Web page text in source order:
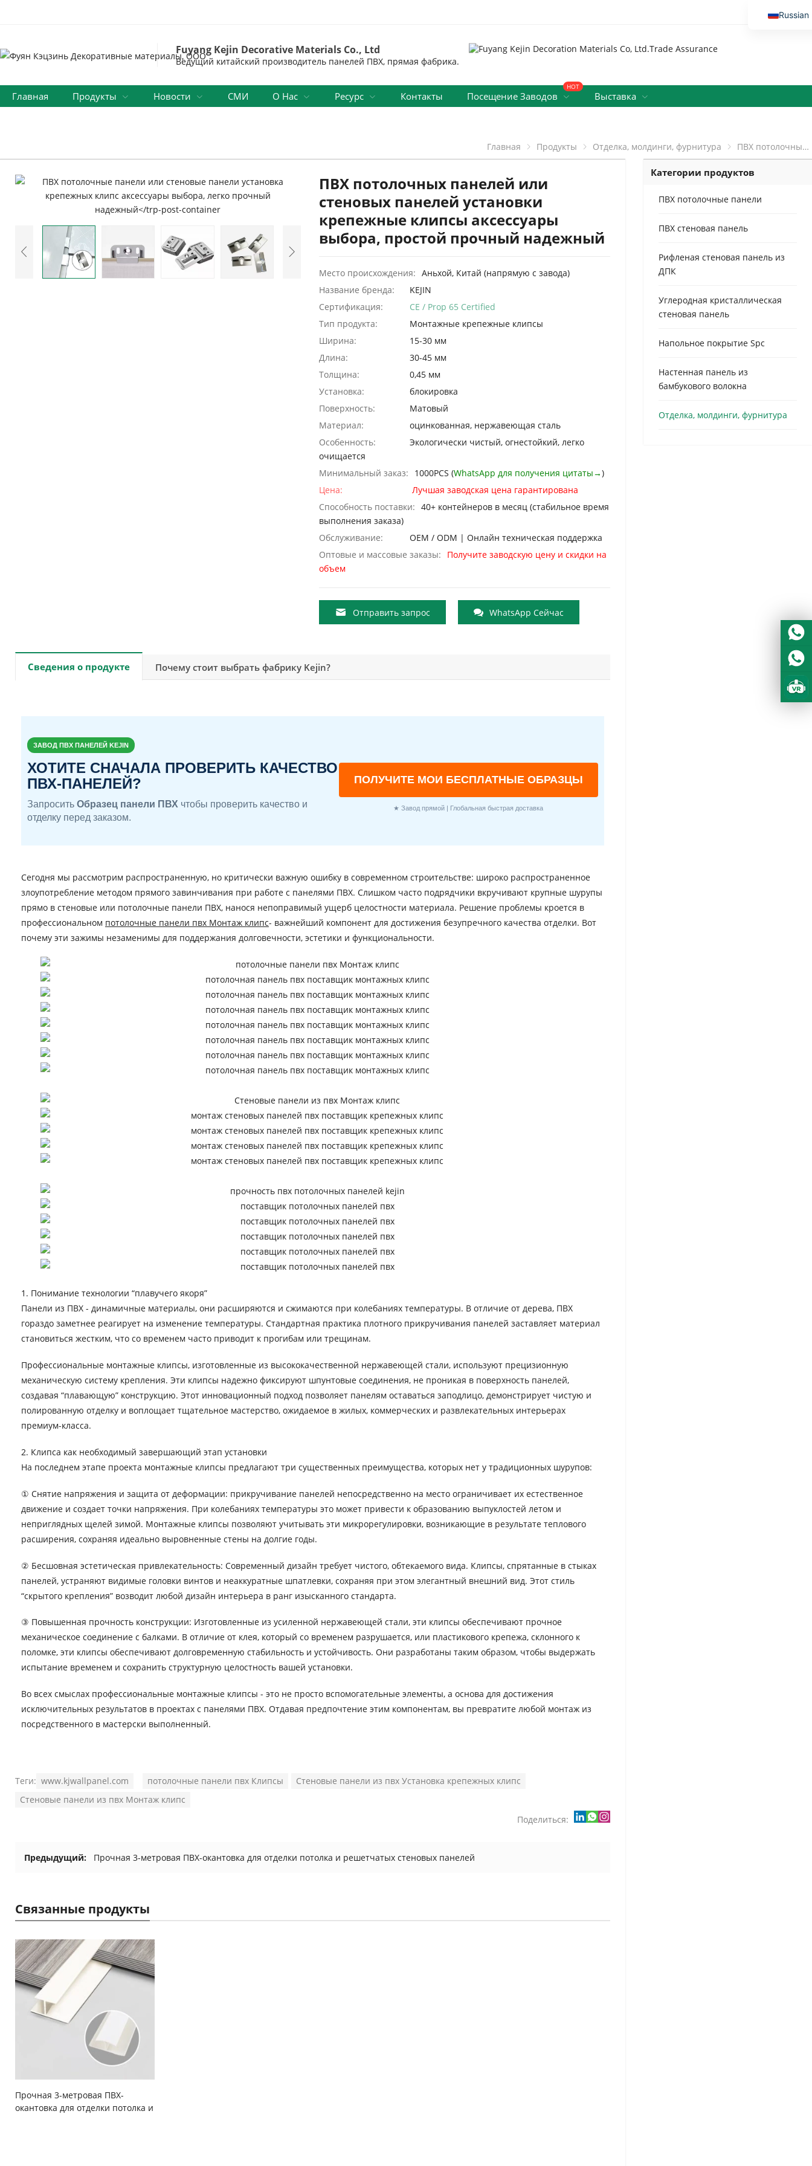
Fuyang Kejin Decorative Materials Co., Ltd
Ведущий китайский производитель панелей ПВХ, прямая фабрика.
Главная Продукты Новости СМИ О Нас Ресурс Контакты Посещение Заводов
HOT
Выставка
Главная Продукты Отделка, молдинги, фурнитура ПВХ потолочных панелей или стеновых панелей установки крепежные клипсы аксессуары выбора, простой прочный надежный
ПВХ потолочных панелей или
стеновых панелей установки
крепежные клипсы аксессуары
выбора, простой прочный надежный
Место происхождения: Аньхой, Китай (напрямую с завода)
Название бренда:
KEJIN
Сертификация:
CE / Prop 65 Certified
Тип продукта:
Монтажные крепежные клипсы
Ширина:
15-30 мм
Длина:
30-45 мм
Толщина:
0,45 мм
Установка:
блокировка
Поверхность:
Матовый
Материал:
оцинкованная, нержавеющая сталь
Особенность:
Экологически чистый, огнестойкий, легко
очищается
Минимальный заказ:
1000PCS (WhatsApp для получения цитаты→)
Цена:
Лучшая заводская цена гарантирована
Способность поставки: 40+ контейнеров в месяц (стабильное время
выполнения заказа)
Обслуживание:
OEM / ODM | Онлайн техническая поддержка
Оптовые и массовые заказы:
Получите заводскую цену и скидки на
объем
Отправить запрос WhatsApp Сейчас
Сведения о продукте Почему стоит выбрать фабрику Kejin?
ЗАВОД ПВХ ПАНЕЛЕЙ KEJIN
ХОТИТЕ СНАЧАЛА ПРОВЕРИТЬ КАЧЕСТВО
ПВХ-ПАНЕЛЕЙ?
Запросить Образец панели ПВХ чтобы проверить качество и
отделку перед заказом.
ПОЛУЧИТЕ МОИ БЕСПЛАТНЫЕ ОБРАЗЦЫ
★ Завод прямой | Глобальная быстрая доставка
Сегодня мы рассмотрим распространенную, но критически важную ошибку в современном строительстве: широко распространенное
злоупотребление методом прямого завинчивания при работе с панелями ПВХ. Слишком часто подрядчики вкручивают крупные шурупы
прямо в стеновые или потолочные панели ПВХ, нанося непоправимый ущерб целостности материала. Решение проблемы кроется в
профессиональном потолочные панели пвх Монтаж клипс- важнейший компонент для достижения безупречного качества отделки. Вот
почему эти зажимы незаменимы для поддержания долговечности, эстетики и функциональности.
1. Понимание технологии “плавучего якоря”
Панели из ПВХ - динамичные материалы, они расширяются и сжимаются при колебаниях температуры. В отличие от дерева, ПВХ
гораздо заметнее реагирует на изменение температуры. Стандартная практика плотного прикручивания панелей заставляет материал
становиться жестким, что со временем часто приводит к прогибам или трещинам.
Профессиональные монтажные клипсы, изготовленные из высококачественной нержавеющей стали, используют прецизионную
механическую систему крепления. Эти клипсы надежно фиксируют шпунтовые соединения, не проникая в поверхность панелей,
создавая “плавающую” конструкцию. Этот инновационный подход позволяет панелям оставаться заподлицо, демонстрирует чистую и
полированную отделку и воплощает тщательное мастерство, ожидаемое в жилых, коммерческих и развлекательных интерьерах
премиум-класса.
2. Клипса как необходимый завершающий этап установки
На последнем этапе проекта монтажные клипсы предлагают три существенных преимущества, которых нет у традиционных шурупов:
① Снятие напряжения и защита от деформации: прикручивание панелей непосредственно на место ограничивает их естественное
движение и создает точки напряжения. При колебаниях температуры это может привести к образованию выпуклостей летом и
неприглядных щелей зимой. Монтажные клипсы позволяют учитывать эти микрорегулировки, возникающие в результате теплового
расширения, сохраняя идеально выровненные стены на долгие годы.
② Бесшовная эстетическая привлекательность: Современный дизайн требует чистого, обтекаемого вида. Клипсы, спрятанные в стыках
панелей, устраняют видимые головки винтов и неаккуратные шпатлевки, сохраняя при этом элегантный внешний вид. Этот стиль
“скрытого крепления” возводит любой дизайн интерьера в ранг изысканного стандарта.
③ Повышенная прочность конструкции: Изготовленные из усиленной нержавеющей стали, эти клипсы обеспечивают прочное
механическое соединение с балками. В отличие от клея, который со временем разрушается, или пластикового крепежа, склонного к
поломке, эти клипсы обеспечивают долговременную стабильность и устойчивость. Они разработаны таким образом, чтобы выдержать
испытание временем и сохранить структурную целостность вашей установки.
Во всех смыслах профессиональные монтажные клипсы - это не просто вспомогательные элементы, а основа для достижения
исключительных результатов в проектах с панелями ПВХ. Отдавая предпочтение этим компонентам, вы превратите любой монтаж из
посредственного в мастерски выполненный.
Теги: www.kjwallpanel.com потолочные панели пвх Клипсы
Стеновые панели из пвх Установка крепежных клипс
Стеновые панели из пвх Монтаж клипс
Поделиться:
Предыдущий: Прочная 3-метровая ПВХ-окантовка для отделки потолка и решетчатых стеновых панелей
Связанные продукты
Прочная 3-метровая ПВХ-
окантовка для отделки потолка и
Категории продуктов
ПВХ потолочные панели
ПВХ стеновая панель
Рифленая стеновая панель из
ДПК
Углеродная кристаллическая
стеновая панель
Напольное покрытие Spc
Настенная панель из
бамбукового волокна
Отделка, молдинги, фурнитура
Russian